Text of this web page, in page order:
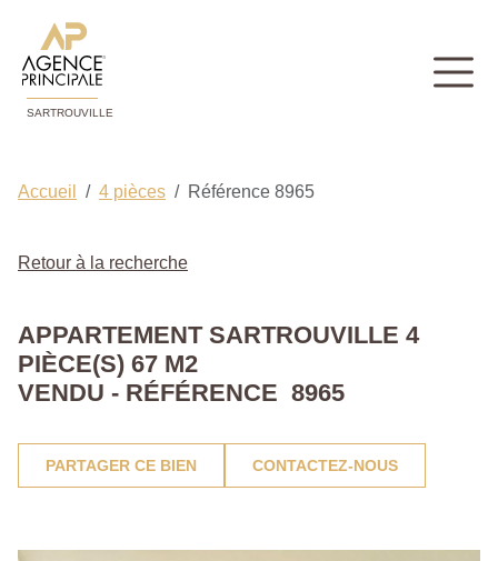
SARTROUVILLE
Accueil 4 pièces Référence 8965
Retour à la recherche
APPARTEMENT SARTROUVILLE 4
PIÈCE(S) 67 M2
VENDU - RÉFÉRENCE 8965
PARTAGER CE BIEN CONTACTEZ-NOUS